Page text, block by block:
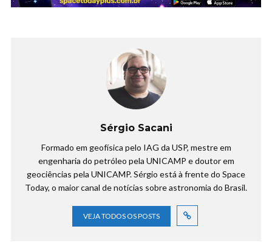
Sérgio Sacani
Formado em geofísica pelo IAG da USP, mestre em
engenharia do petróleo pela UNICAMP e doutor em
geociências pela UNICAMP. Sérgio está à frente do Space
Today, o maior canal de notícias sobre astronomia do Brasil.
VEJA TODOS OS POSTS